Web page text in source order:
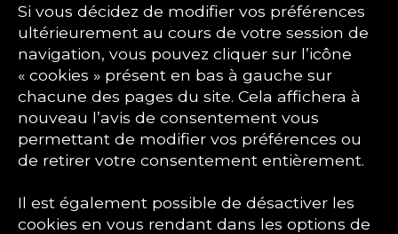
Si vous décidez de modifier vos préférences
ultérieurement au cours de votre session de
navigation, vous pouvez cliquer sur l’icône
« cookies » présent en bas à gauche sur
chacune des pages du site. Cela affichera à
nouveau l’avis de consentement vous
permettant de modifier vos préférences ou
de retirer votre consentement entièrement.
Il est également possible de désactiver les
cookies en vous rendant dans les options de